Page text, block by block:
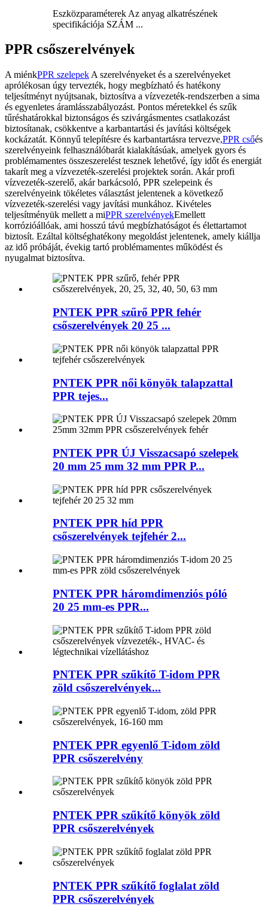
Eszközparaméterek Az anyag alkatrészének
specifikációja SZÁM ...
PPR csőszerelvények
A miénkPPR szelepek A szerelvényeket és a szerelvényeket
aprólékosan úgy tervezték, hogy megbízható és hatékony
teljesítményt nyújtsanak, biztosítva a vízvezeték-rendszerben a sima
és egyenletes áramlásszabályozást. Pontos méretekkel és szűk
tűréshatárokkal biztonságos és szivárgásmentes csatlakozást
biztosítanak, csökkentve a karbantartási és javítási költségek
kockázatát. Könnyű telepítésre és karbantartásra tervezve,PPR csőés
szerelvényeink felhasználóbarát kialakításúak, amelyek gyors és
problémamentes összeszerelést tesznek lehetővé, így időt és energiát
takarít meg a vízvezeték-szerelési projektek során. Akár profi
vízvezeték-szerelő, akár barkácsoló, PPR szelepeink és
szerelvényeink tökéletes választást jelentenek a következő
vízvezeték-szerelési vagy javítási munkához. Kivételes
teljesítményük mellett a miPPR szerelvényekEmellett
korrózióállóak, ami hosszú távú megbízhatóságot és élettartamot
biztosít. Ezáltal költséghatékony megoldást jelentenek, amely kiállja
az idő próbáját, évekig tartó problémamentes működést és
nyugalmat biztosítva.
PNTEK PPR szűrő PPR fehér
csőszerelvények 20 25 ...
PNTEK PPR női könyök talapzattal
PPR tejes...
PNTEK PPR ÚJ Visszacsapó szelepek
20 mm 25 mm 32 mm PPR P...
PNTEK PPR híd PPR
csőszerelvények tejfehér 2...
PNTEK PPR háromdimenziós póló
20 25 mm-es PPR...
PNTEK PPR szűkítő T-idom PPR
zöld csőszerelvények...
PNTEK PPR egyenlő T-idom zöld
PPR csőszerelvény
PNTEK PPR szűkítő könyök zöld
PPR csőszerelvények
PNTEK PPR szűkítő foglalat zöld
PPR csőszerelvények